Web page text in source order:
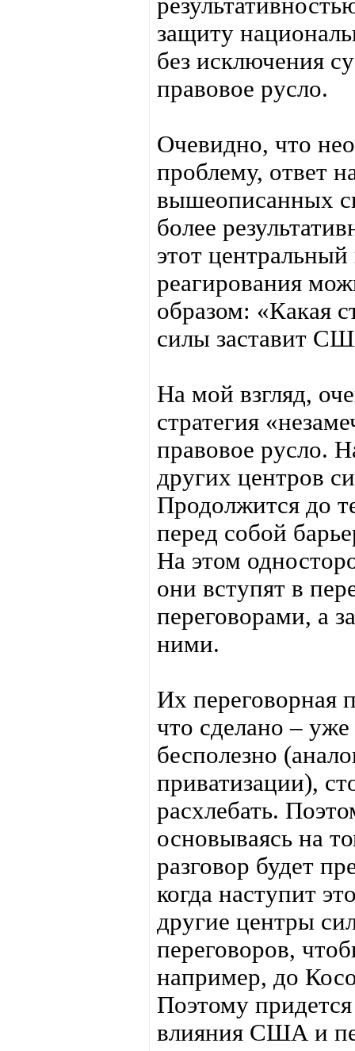
защиту
без исключения
правовое русло.
Очевидно, что
проблему, ответ
вышеописанных
более
этот
реагирования
образом: «Какая
силы заставит
На мой взгляд,
стратегия
правовое русло.
других центров
Продолжится до
перед собой
На этом
они вступят в
переговорами, а
ними.
Их переговорная
что сделано –
бесполезно
приватизации),
расхлебать.
основываясь на
разговор будет
когда наступит
другие центры
переговоров,
например, до
Поэтому
влияния США и